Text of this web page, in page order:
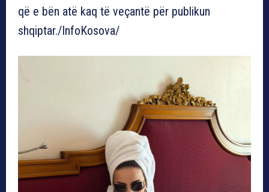
që e bën atë kaq të veçantë për publikun
shqiptar./InfoKosova/